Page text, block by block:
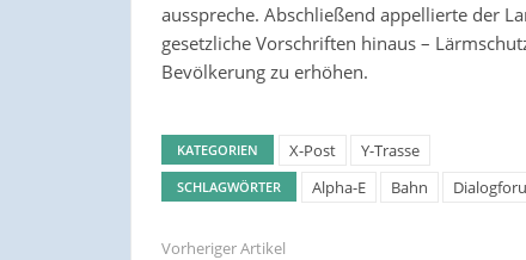
ausspreche. Abschließend appellierte der
gesetzliche Vorschriften hinaus –
Bevölkerung zu erhöhen.
KATEGORIEN X-Post Y-Trasse
SCHLAGWÖRTER Alpha-E Bahn
Vorheriger Artikel